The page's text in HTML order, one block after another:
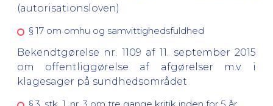
(autorisationsloven)
§ 17 om omhu og samvittighedsfuldhed
Bekendtgørelse nr. 1109 af 11. september 2015
om offentliggørelse af afgørelser m.v. i
klagesager på sundhedsområdet